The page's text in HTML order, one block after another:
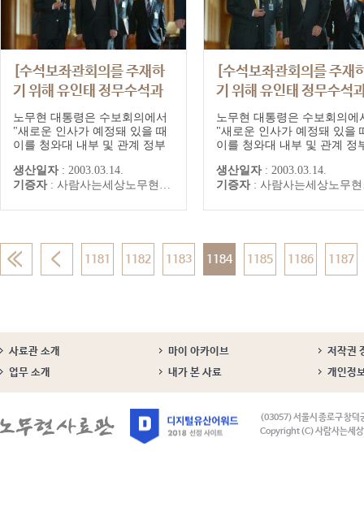
[수석보좌관회의를 주재하
기 위해 유인태 정무수석과
이야기 나누며 회의실로 향
하는 노무현 대통령]
노무현 대통령은 수보회의에서
"새로운 인사가 예정돼 있을 때
이를 청와대 내부 및 관계 정부
적절한 후보를 추천받도록 하
라"며 추천과정의 공개화 및 추
생산일자 : 2003.03.14.
기증자 : 사람사는세상노무현재단
[수석보좌관회의를 주재
기 위해 유인태 정무수석
이야기 나누며 회의실로
하는 노무현 대통령]
노무현 대통령은 수보회의에
"새로운 인사가 예정돼 있을
이를 청와대 내부 및 관계 정
적절한 후보를 추천받도록 하
라"며 추천과정의 공개화 및
생산일자 : 2003.03.14.
기증자 : 사람사는세상노무현재단
1181 1182 1183 1184 1185 1186 1187
사료관 소개 마이 아카이브
저작권
업무 소개
내가 본 사료 개인정
(03057) 서울시 종로구 창덕
Copyright (C) 사람사는세